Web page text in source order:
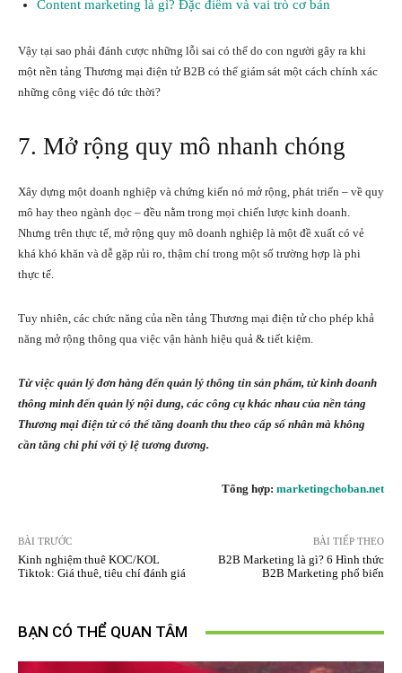
Content marketing là gì? Đặc điểm và vai trò cơ bản
Vậy tại sao phải đánh cược những lỗi sai có thể do con người gây ra khi
một nền tảng Thương mại điện tử B2B có thể giám sát một cách chính xác
những công việc đó tức thời?
7. Mở rộng quy mô nhanh chóng
Xây dựng một doanh nghiệp và chứng kiến nó mở rộng, phát triển – về quy
mô hay theo ngành dọc – đều nằm trong mọi chiến lược kinh doanh.
Nhưng trên thực tế, mở rộng quy mô doanh nghiệp là một đề xuất có vẻ
khá khó khăn và dễ gặp rủi ro, thậm chí trong một số trường hợp là phi
thực tế.
Tuy nhiên, các chức năng của nền tảng Thương mại điện tử cho phép khả
năng mở rộng thông qua việc vận hành hiệu quả & tiết kiệm.
Từ việc quản lý đơn hàng đến quản lý thông tin sản phẩm, từ kinh doanh
thông minh đến quản lý nội dung, các công cụ khác nhau của nền tảng
Thương mại điện tử có thể tăng doanh thu theo cấp số nhân mà không
cần tăng chi phí với tỷ lệ tương đương.
Tổng hợp: marketingchoban.net
BÀI TRƯỚC
Kinh nghiệm thuê KOC/KOL
Tiktok: Giá thuê, tiêu chí đánh giá
BÀI TIẾP THEO
B2B Marketing là gì? 6 Hình thức
B2B Marketing phổ biến
BẠN CÓ THỂ QUAN TÂM